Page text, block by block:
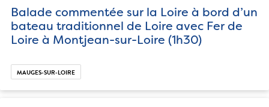
Balade commentée sur la Loire à bord d’un
bateau traditionnel de Loire avec Fer de
Loire à Montjean-sur-Loire (1h30)
MAUGES-SUR-LOIRE